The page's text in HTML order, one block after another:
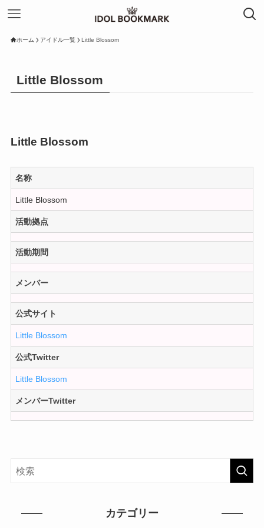
ホーム アイドル一覧 Little Blossom
Little Blossom
Little Blossom
名称
Little Blossom
活動拠点
活動期間
メンバー
公式サイト
Little Blossom
公式Twitter
Little Blossom
メンバーTwitter
カテゴリー